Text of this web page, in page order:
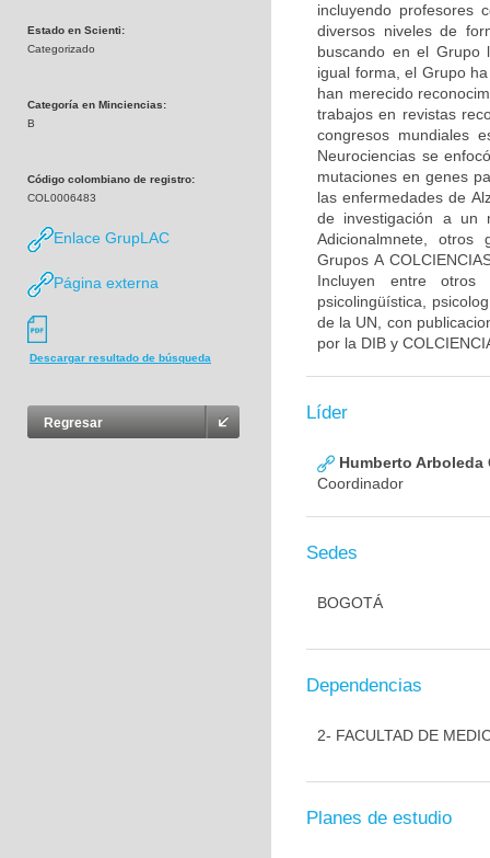
Estado en Scienti:
Categorizado
Categoría en Minciencias:
B
Código colombiano de registro:
COL0006483
Enlace GrupLAC
Página externa
Descargar resultado de búsqueda
Regresar
incluyendo profesores
diversos niveles de
buscando en el Grupo
igual forma, el Grupo
han merecido
trabajos en revistas
congresos mundiales
Neurociencias se
mutaciones en genes
las enfermedades de
de investigación a un
Adicionalmnete, otros
Grupos A
Incluyen entre otros
psicolingüística,
de la UN, con
por la DIB y
Líder
Humberto Arboleda
Coordinador
Sedes
BOGOTÁ
Dependencias
2- FACULTAD DE
Planes de estudio